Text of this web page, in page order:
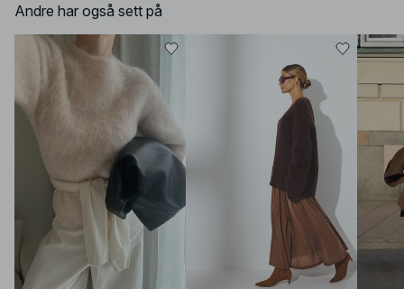
Andre har også sett på